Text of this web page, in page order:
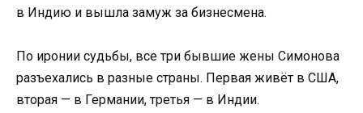
в Индию и вышла замуж за бизнесмена.
По иронии судьбы, все три бывшие жены Симонова
разъехались в разные страны. Первая живёт в США,
вторая — в Германии, третья — в Индии.